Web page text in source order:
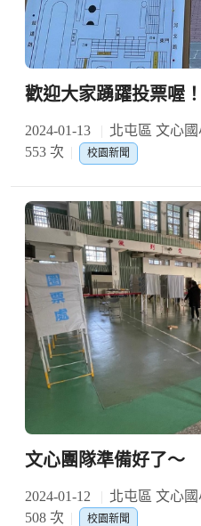
歡迎大家踴躍投票喔！
2024-01-13 北屯區 文心
553 次
校園新聞
文心團隊準備好了～
2024-01-12 北屯區 文心
508 次
校園新聞